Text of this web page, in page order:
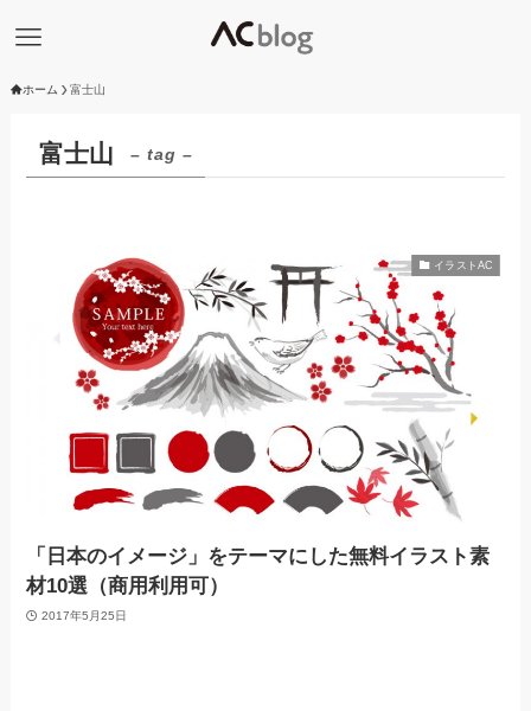
ホーム 富士山
富士山 – tag –
イラストAC
「日本のイメージ」をテーマにした無料イラスト素
材10選（商用利用可）
2017年5月25日